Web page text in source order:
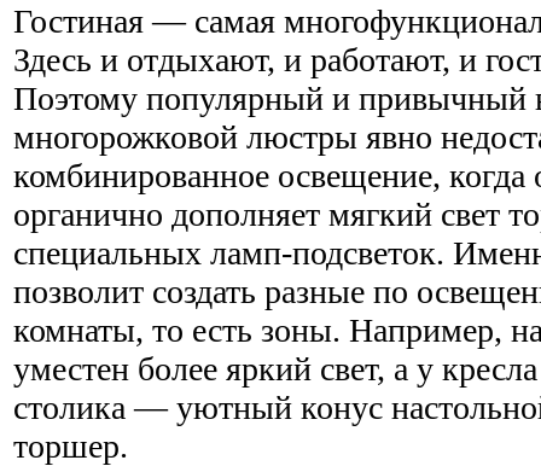
Гостиная — самая
Здесь и отдыхают, и работают, и
Поэтому популярный и привычный
многорожковой люстры явно
комбинированное освещение,
органично дополняет мягкий свет
специальных ламп-подсветок.
позволит создать разные по
комнаты, то есть зоны. Например,
уместен более яркий свет, а у
столика — уютный конус
торшер.